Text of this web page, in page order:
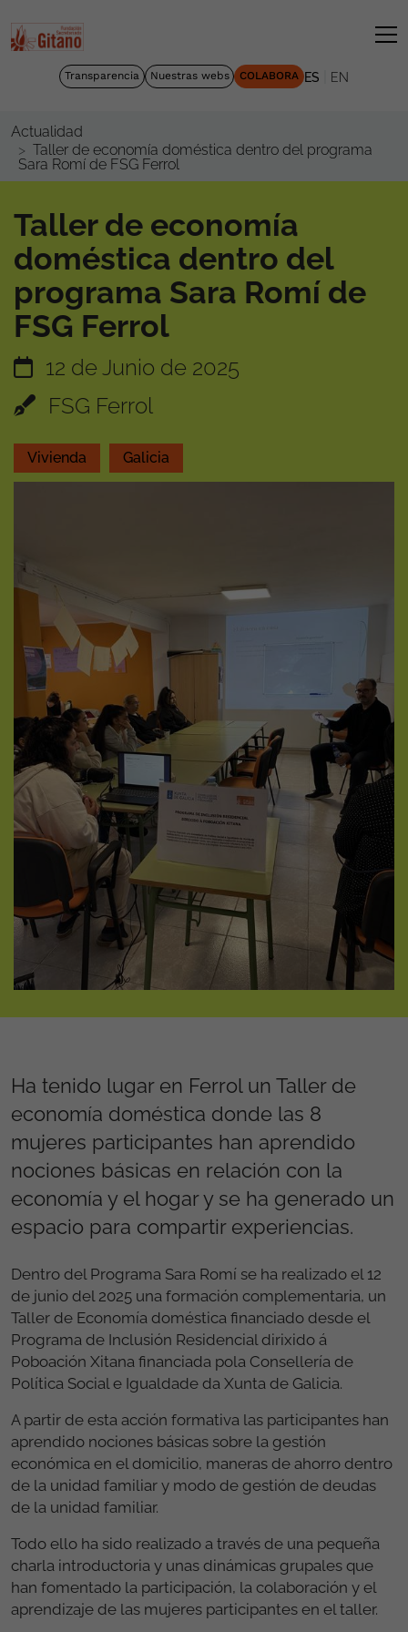
Transparencia Nuestras webs COLABORA ES EN
Actualidad
Taller de economía doméstica dentro del programa
Sara Romí de FSG Ferrol
Taller de economía
doméstica dentro del
programa Sara Romí de
FSG Ferrol
12 de Junio de 2025
FSG Ferrol
Vivienda Galicia
Ha tenido lugar en Ferrol un Taller de
economía doméstica donde las 8
mujeres participantes han aprendido
nociones básicas en relación con la
economía y el hogar y se ha generado un
espacio para compartir experiencias.
Dentro del Programa Sara Romí se ha realizado el 12
de junio del 2025 una formación complementaria, un
Taller de Economía doméstica financiado desde el
Programa de Inclusión Residencial dirixido á
Poboación Xitana financiada pola Consellería de
Política Social e Igualdade da Xunta de Galicia.
A partir de esta acción formativa las participantes han
aprendido nociones básicas sobre la gestión
económica en el domicilio, maneras de ahorro dentro
de la unidad familiar y modo de gestión de deudas
de la unidad familiar.
Todo ello ha sido realizado a través de una pequeña
charla introductoria y unas dinámicas grupales que
han fomentado la participación, la colaboración y el
aprendizaje de las mujeres participantes en el taller.